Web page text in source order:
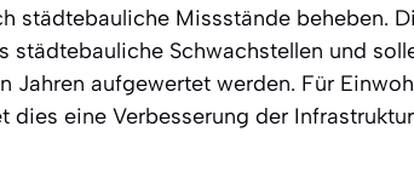
städtebauliche Missstände beheben.
städtebauliche Schwachstellen und
Jahren aufgewertet werden. Für
dies eine Verbesserung der